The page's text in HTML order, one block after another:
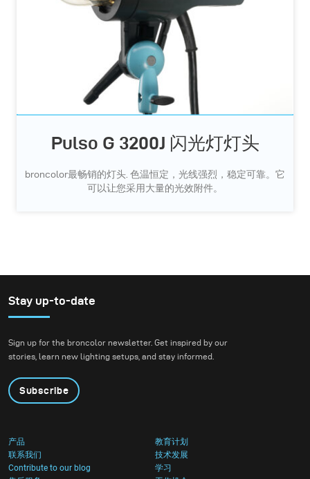
Pulso G 3200J 闪光灯灯头
broncolor最畅销的灯头. 色温恒定，光线强烈，稳定可靠。它
可以让您采用大量的光效附件。
Stay up-to-date
Sign up for the broncolor newsletter. Get inspired by our
stories, learn new lighting setups, and stay informed.
Subscribe
产品
教育计划
联系我们
技术发展
Contribute to our blog
学习